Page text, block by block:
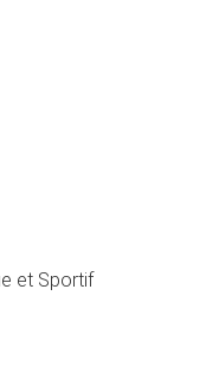
et Sportif